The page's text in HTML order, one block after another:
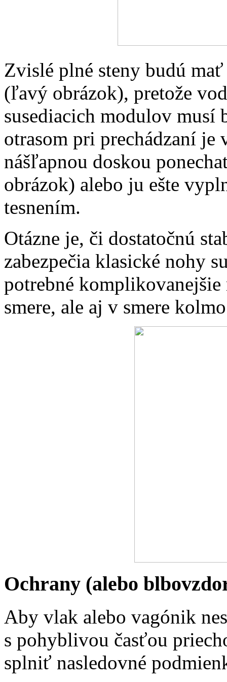
Zvislé plné steny budú
(ľavý obrázok), pretože
susediacich modulov
otrasom pri prechádzaní je
nášľapnou doskou
obrázok) alebo ju ešte
tesnením.
Otázne je, či dostatočnú
zabezpečia klasické nohy
potrebné
smere, ale aj v smere
Ochrany (alebo
Aby vlak alebo vagónik
s pohyblivou časťou
splniť nasledovné